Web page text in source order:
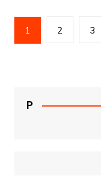
Paginação
de
1 2 3
P